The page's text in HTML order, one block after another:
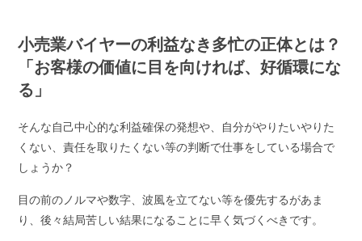
小売業バイヤーの利益なき多忙の正体とは？
「お客様の価値に目を向ければ、好循環にな
る」
そんな自己中心的な利益確保の発想や、自分がやりたいやりた
くない、責任を取りたくない等の判断で仕事をしている場合で
しょうか？
目の前のノルマや数字、波風を立てない等を優先するがあま
り、後々結局苦しい結果になることに早く気づくべきです。